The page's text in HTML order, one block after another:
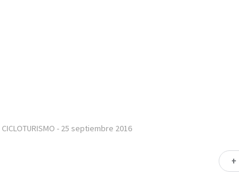
CICLOTURISMO - 25 septiembre 2016
+